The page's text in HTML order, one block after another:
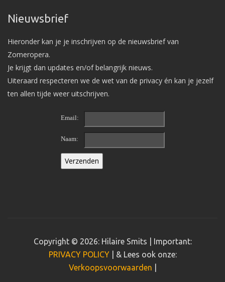
Nieuwsbrief
Hieronder kan je je inschrijven op de nieuwsbrief van
Zomeropera.
Je krijgt dan updates en/of belangrijk nieuws.
Uiteraard respecteren we de wet van de privacy én kan je jezelf
ten allen tijde weer uitschrijven.
Email:
Naam:
Copyright © 2026: Hilaire Smits | Important:
PRIVACY POLICY| & Lees ook onze:
Verkoopsvoorwaarden